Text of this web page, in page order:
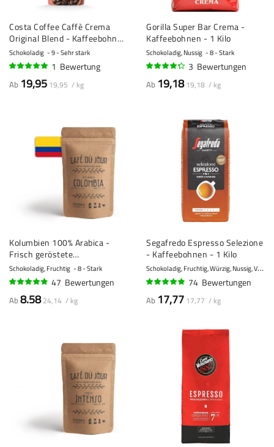
Costa Coffee Caffè Crema
Original Blend - Kaffeebohnen
- 1 Kilo
Schokoladig 9 - Sehr stark
1 Bewertung
Ab 19,95 19,95 / kg
Gorilla Super Bar Crema -
Kaffeebohnen - 1 Kilo
Schokoladig, Nussig 8 - Stark
3 Bewertungen
Ab 19,18 19,18 / kg
Kolumbien 100% Arabica -
Frisch geröstete
Kaffeebohnen
Schokoladig, Fruchtig 8 - Stark
47 Bewertungen
Ab8.58 24,14 / kg
Segafredo Espresso Selezione
- Kaffeebohnen - 1 Kilo
S
chokoladig, Fruchtig, Würzig, Nussig, Vanille
74 Bewertungen
Ab 17,77 17,77 / kg